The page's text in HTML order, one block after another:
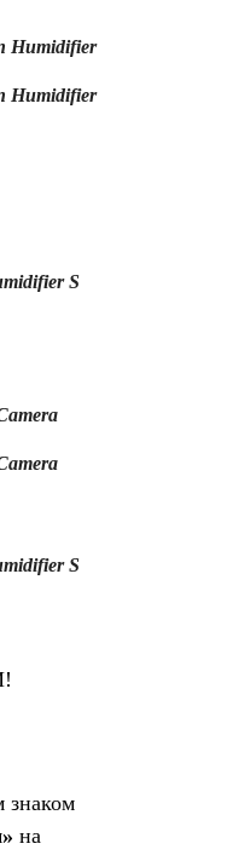
Humidifier
Humidifier
S
S
знаком
на